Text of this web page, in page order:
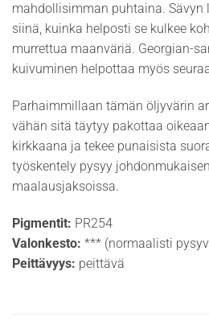
mahdollisimman puhtaina. Sävyn
siinä, kuinka helposti se kulkee
murrettua maanväriä. Georgian-
kuivuminen helpottaa myös
Parhaimmillaan tämän öljyvärin
vähän sitä täytyy pakottaa
kirkkaana ja tekee punaisista
työskentely pysyy
maalausjaksoissa.
Pigmentit: PR254
Valonkesto: *** (normaalisti
Peittävyys: peittävä